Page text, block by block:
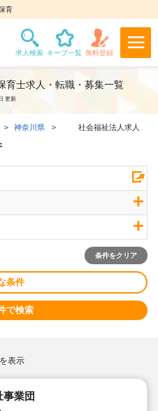
育
育士求人・転職・募集一覧
更新
神奈川県 社会福祉法人求人
条件をクリア
条件
で検索
表示
業団